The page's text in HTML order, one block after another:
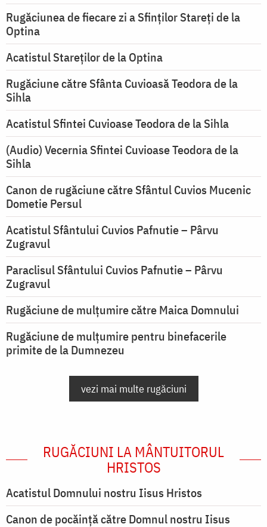
Rugăciunea de fiecare zi a Sfinților Stareți de la
Optina
Acatistul Stareţilor de la Optina
Rugăciune către Sfânta Cuvioasă Teodora de la
Sihla
Acatistul Sfintei Cuvioase Teodora de la Sihla
(Audio) Vecernia Sfintei Cuvioase Teodora de la
Sihla
Canon de rugăciune către Sfântul Cuvios Mucenic
Dometie Persul
Acatistul Sfântului Cuvios Pafnutie – Pârvu
Zugravul
Paraclisul Sfântului Cuvios Pafnutie – Pârvu
Zugravul
Rugăciune de mulţumire către Maica Domnului
Rugăciune de mulțumire pentru binefacerile
primite de la Dumnezeu
vezi mai multe rugăciuni
RUGĂCIUNI LA MÂNTUITORUL
HRISTOS
Acatistul Domnului nostru Iisus Hristos
Canon de pocăință către Domnul nostru Iisus